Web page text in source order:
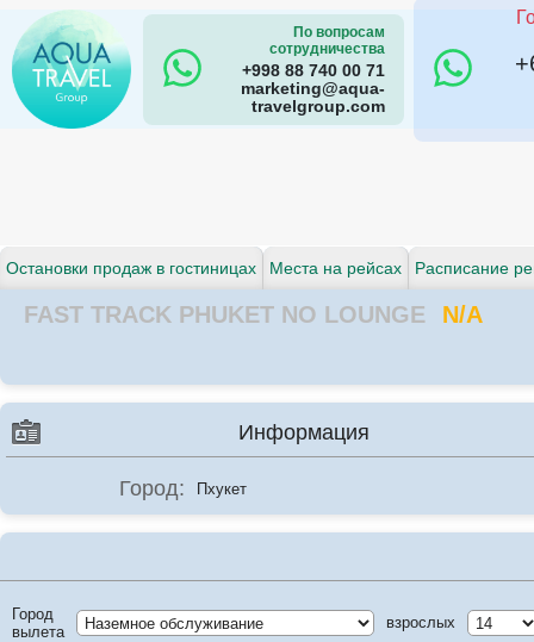
По вопросам
сотрудничества
+998 88 740 00 71
marketing@aqua-
travelgroup.com
Остановки продаж в гостиницах Места на рейсах Расписание
FAST TRACK PHUKET NO LOUNGE N/A
Информация
Город: Пхукет
Город
вылета
взрослых